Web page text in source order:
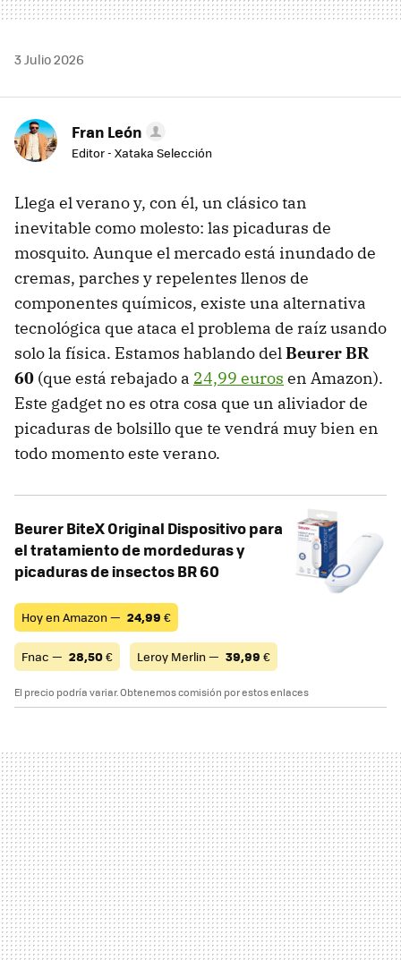
3 Julio 2026
Fran León
Editor - Xataka Selección
Llega el verano y, con él, un clásico tan
inevitable como molesto: las picaduras de
mosquito. Aunque el mercado está inundado de
cremas, parches y repelentes llenos de
componentes químicos, existe una alternativa
tecnológica que ataca el problema de raíz usando
solo la física. Estamos hablando delBeurer BR
60 (que está rebajado a 24,99 euros en Amazon).
Este gadget no es otra cosa que un aliviador de
picaduras de bolsillo que te vendrá muy bien en
todo momento este verano.
Beurer BiteX Original Dispositivo para
el tratamiento de mordeduras y
picaduras de insectos BR 60
Hoy en Amazon — 24,99 €
Fnac — 28,50€ Leroy Merlin — 39,99 €
El precio podría variar. Obtenemos comisión por estos enlaces